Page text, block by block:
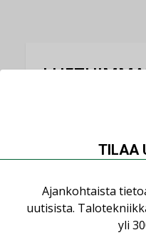
LEHDEN ARTIKKELIT
Jarno Hacklin
”Asiakkaat
yhdistävät
saman katon
TILAA
Ajankohtaista
uutisista.
yli